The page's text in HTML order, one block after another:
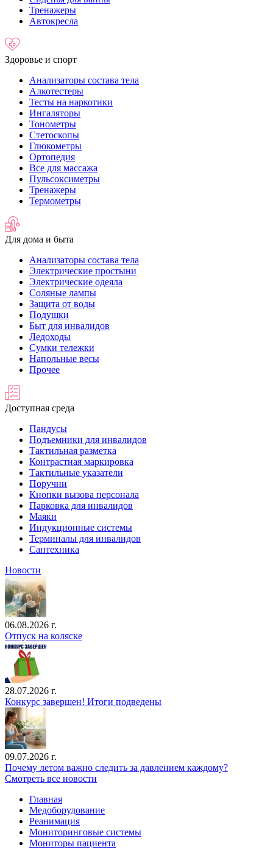
Тренажеры
Автокресла
Здоровье и спорт
Анализаторы состава тела
Алкотестеры
Тесты на наркотики
Ингаляторы
Тонометры
Стетоскопы
Глюкометры
Ортопедия
Все для массажа
Пульсоксиметры
Тренажеры
Термометры
Для дома и быта
Анализаторы состава тела
Электрические простыни
Электрические одеяла
Соляные лампы
Защита от воды
Подушки
Быт для инвалидов
Ледоходы
Сумки тележки
Напольные весы
Прочее
Доступная среда
Пандусы
Подъемники для инвалидов
Тактильная разметка
Контрастная маркировка
Тактильные указатели
Поручни
Кнопки вызова персонала
Парковка для инвалидов
Маяки
Индукционные системы
Терминалы для инвалидов
Сантехника
Новости
06.08.2026 г.
Отпуск на коляске
28.07.2026 г.
Конкурс завершен! Итоги подведены
09.07.2026 г.
Почему летом важно следить за давлением каждому?
Смотреть все новости
Главная
Медоборудование
Реанимация
Мониторинговые системы
Мониторы пациента